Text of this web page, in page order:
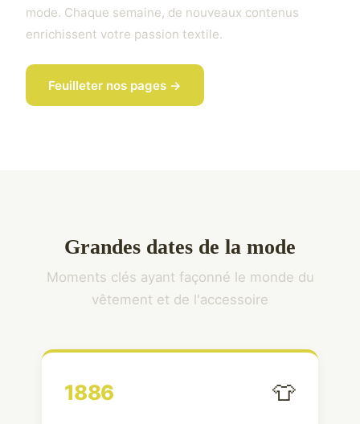
mode. Chaque semaine, de nouveaux contenus
enrichissent votre passion textile.
Feuilleter nos pages →
Grandes dates de la mode
Moments clés ayant façonné le monde du
vêtement et de l'accessoire
1886 👕